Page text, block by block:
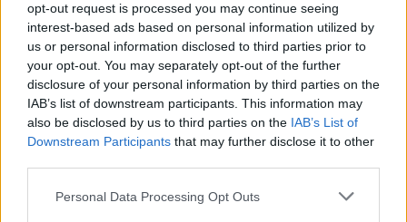
opt-out request is processed you may continue seeing
interest-based ads based on personal information utilized by
us or personal information disclosed to third parties prior to
your opt-out. You may separately opt-out of the further
disclosure of your personal information by third parties on the
IAB’s list of downstream participants. This information may
also be disclosed by us to third parties on the IAB’s List of
Downstream Participants that may further disclose it to other
Please note that this website/app uses one or more Google
Personal Data Processing Opt Outs